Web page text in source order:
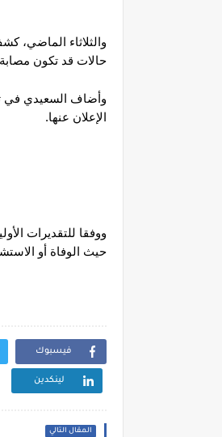
حالات قد تكون مصابة
الإعلان عنها.
حيث الوفاة أو
فيسبوك
لينكدين
المقال التالي